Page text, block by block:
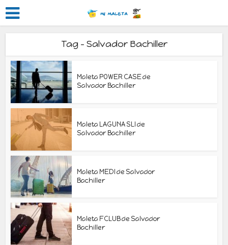
Tag - Salvador Bachiller
Maleta POWER CASE de
Salvador Bachiller
Maleta LAGUNA SLI de
Salvador Bachiller
Maleta MEDI de Salvador
Bachiller
Maleta FCLUB de Salvador
Bachiller